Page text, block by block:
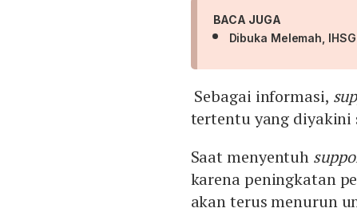
BACA JUGA
Dibuka Melemah,
Sebagai informasi,
tertentu yang diyakini
Saat menyentuh
karena peningkatan
akan terus menurun